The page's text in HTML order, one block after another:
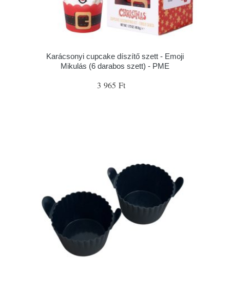
Karácsonyi cupcake díszítő szett - Emoji
Mikulás (6 darabos szett) - PME
3 965 Ft